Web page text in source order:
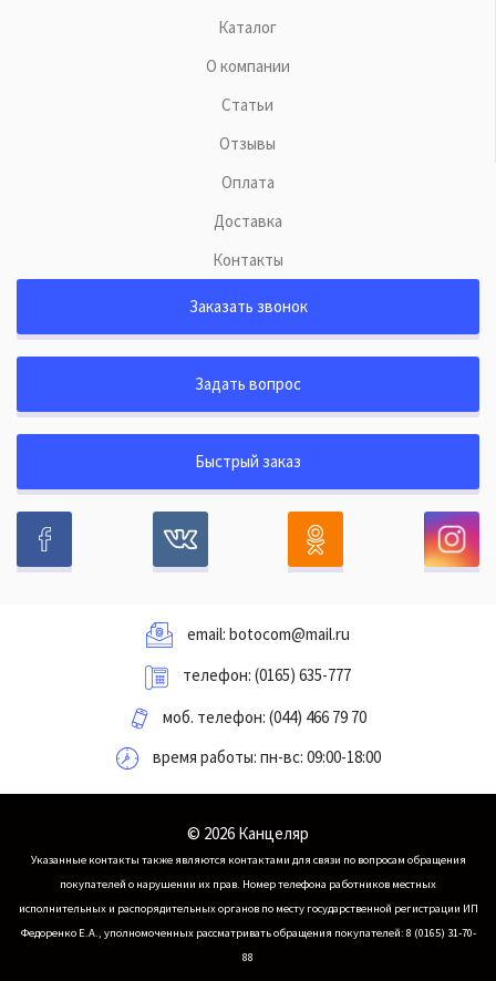
Каталог
О компании
Статьи
Отзывы
Оплата
Доставка
Контакты
Заказать звонок
Задать вопрос
Быстрый заказ
email: botocom@mail.ru
телефон: (0165) 635-777
моб. телефон: (044) 466 79 70
время работы: пн-вс: 09:00-18:00
© 2026 Канцеляр
Указанные контакты также являются контактами для связи по вопросам обращения
покупателей о нарушении их прав. Номер телефона работников местных
исполнительных и распорядительных органов по месту государственной регистрации ИП
Федоренко Е.А., уполномоченных рассматривать обращения покупателей: 8 (0165) 31-70-
88